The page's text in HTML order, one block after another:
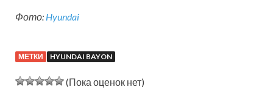
Фото: Hyundai
МЕТКИ HYUNDAI BAYON
(Пока оценок нет)